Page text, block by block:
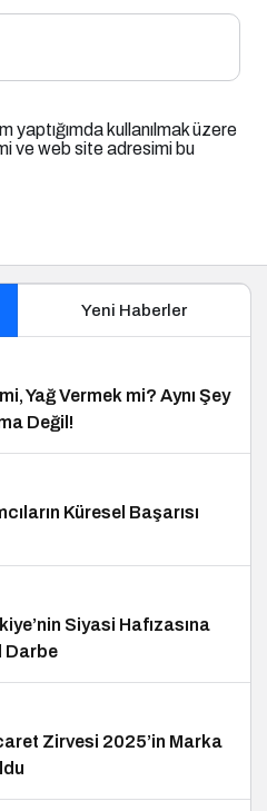
yaptığımda kullanılmak üzere
ve web site adresimi bu
Yeni Haberler
Yağ Vermek mi? Aynı Şey
Değil!
Küresel Başarısı
Siyasi Hafızasına
Darbe
Zirvesi 2025’in Marka